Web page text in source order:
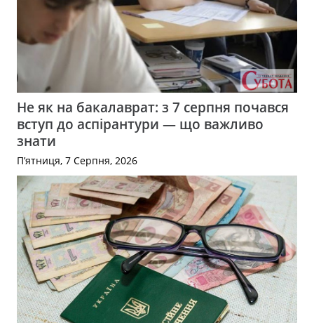
Не як на бакалаврат: з 7 серпня почався
вступ до аспірантури — що важливо
знати
П’ятниця, 7 Серпня, 2026